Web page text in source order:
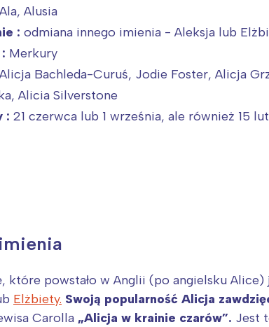
Ala, Alusia
: odmiana innego imienia - Aleksja lub
Merkury
Alicja Bachleda-Curuś, Jodie Foster, Alicja
Alicia Silverstone
: 21 czerwca lub 1 września, ale również 15
które powstało w Anglii (po angielsku
Elżbiety. Swoją popularność Alicja
Carolla „Alicja w krainie czarów”. Jest